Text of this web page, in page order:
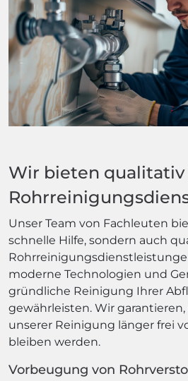
Wir bieten
Unser Team von Fachleuten
schnelle Hilfe, sondern auch
moderne Technologien und
gründliche Reinigung Ihrer
gewährleisten. Wir garantieren,
unserer Reinigung länger frei
bleiben werden.
Vorbeugung von